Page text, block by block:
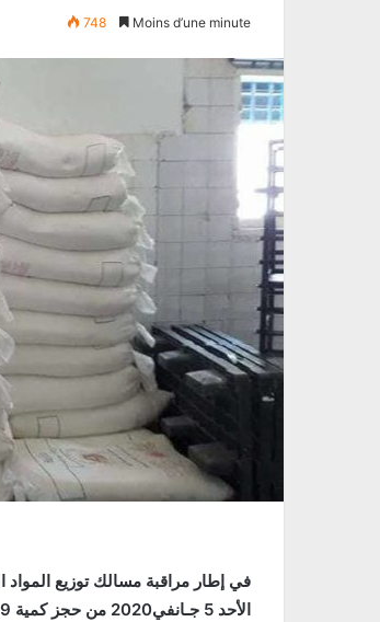
748 Moins d’une minute
في إطار مراقبة مسالك توزيع المواد